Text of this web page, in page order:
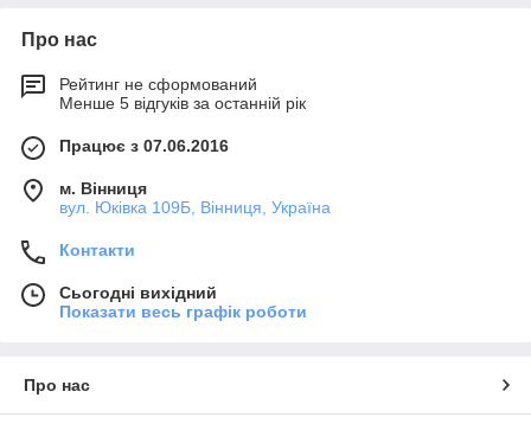
Про нас
Рейтинг не сформований
Менше 5 відгуків за останній рік
Працює з 07.06.2016
м. Вінниця
вул. Юківка 109Б, Вінниця, Україна
Контакти
Сьогодні вихідний
Показати весь графік роботи
Про нас